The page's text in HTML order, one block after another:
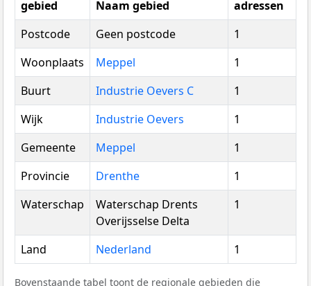
gebied Naam gebied
adressen
Postcode
Geen postcode
1
Woonplaats
Meppel
1
Buurt
Industrie Oevers C
1
Wijk
Industrie Oevers
1
Gemeente
Meppel
1
Provincie
Drenthe
1
Waterschap
Waterschap Drents
Overijsselse Delta
1
Land Nederland 1
Bovenstaande tabel toont de regionale gebieden die